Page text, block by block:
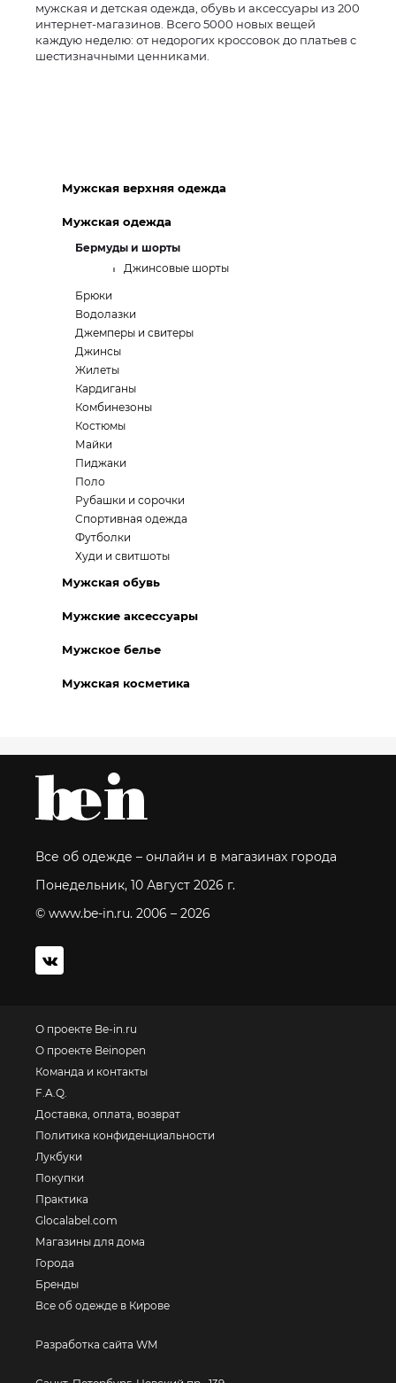
мужская и детская одежда, обувь и аксессуары из 200
интернет-магазинов. Всего 5000 новых вещей
каждую неделю: от недорогих кроссовок до платьев с
шестизначными ценниками.
Мужская верхняя одежда
Мужская одежда
Бермуды и шорты
Джинсовые шорты
Брюки
Водолазки
Джемперы и свитеры
Джинсы
Жилеты
Кардиганы
Комбинезоны
Костюмы
Майки
Пиджаки
Поло
Рубашки и сорочки
Спортивная одежда
Футболки
Худи и свитшоты
Мужская обувь
Мужские аксессуары
Мужское белье
Мужская косметика
Все об одежде – онлайн и в магазинах города
Понедельник, 10 Август 2026 г.
© www.be-in.ru. 2006 – 2026
О проекте Be-in.ru
О проекте Beinopen
Команда и контакты
F.A.Q.
Доставка, оплата, возврат
Политика конфиденциальности
Лукбуки
Покупки
Практика
Glocalabel.com
Магазины для дома
Города
Бренды
Все об одежде в Кирове
Разработка сайта WM